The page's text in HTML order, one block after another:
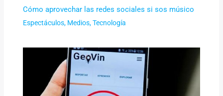
Cómo aprovechar las redes sociales si sos músico
Espectáculos, Medios,Tecnología